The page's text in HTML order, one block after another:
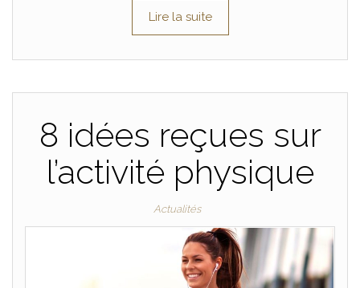
Lire la suite
8 idées reçues sur
l’activité physique
Actualités